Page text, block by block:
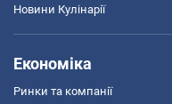
Новини Кулінарії
Економіка
Ринки та компанії